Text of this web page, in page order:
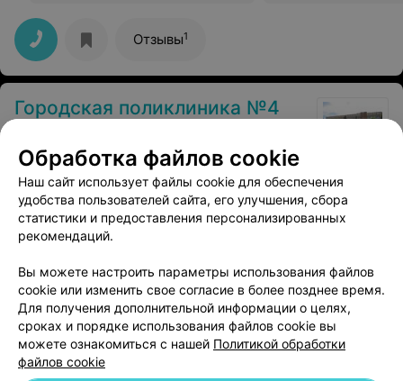
Отзывы1
Городская поликлиника №4
Рентген позвоночника
Цена по запросу
Все цены
Обработка файлов cookie
Наш сайт использует файлы cookie для обеспечения
удобства пользователей сайта, его улучшения, сбора
статистики и предоставления персонализированных
рекомендаций.
Вы можете настроить параметры использования файлов
cookie или изменить свое согласие в более позднее время.
Для получения дополнительной информации о целях,
сроках и порядке использования файлов cookie вы
можете ознакомиться с нашей Политикой обработки
файлов cookie